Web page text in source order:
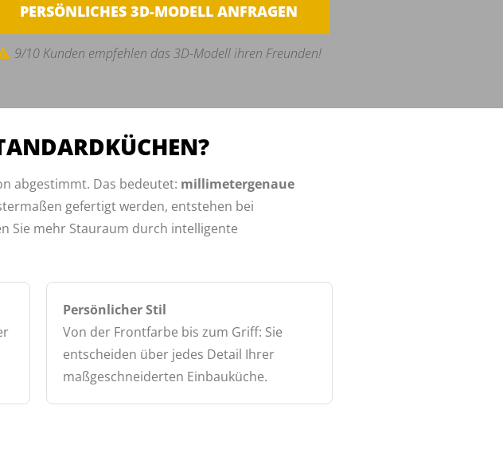
PERSÖNLICHES 3D-MODELL ANFRAGEN
9/10 Kunden empfehlen das 3D-Modell ihren Freunden!
abgestimmt. Das bedeutet: millimetergenaue
gefertigt werden, entstehen bei
Sie mehr Stauraum durch intelligente
Persönlicher Stil
Von der Frontfarbe bis zum Griff: Sie
entscheiden über jedes Detail Ihrer
maßgeschneiderten Einbauküche.